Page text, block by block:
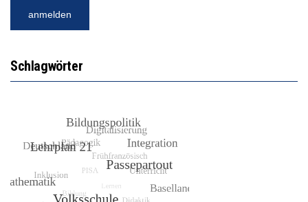
Schlagwörter